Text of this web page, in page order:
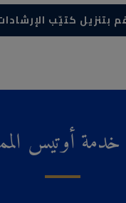
بتنزيل كتيّب الإرشادات
أوتيس